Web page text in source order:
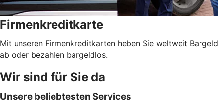
Firmenkreditkarte
Mit unseren Firmenkreditkarten heben Sie weltweit Bargeld
ab oder bezahlen bargeldlos.
Wir sind für Sie da
Unsere beliebtesten Services